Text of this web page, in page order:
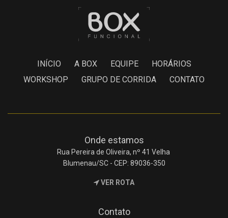
INÍCIO A BOX EQUIPE
HORÁRIOS
WORKSHOP
GRUPO DE CORRIDA CONTATO
Onde estamos
Rua Pereira de Oliveira, nº 41 Velha
Blumenau/SC - CEP: 89036-350
VER ROTA
Contato